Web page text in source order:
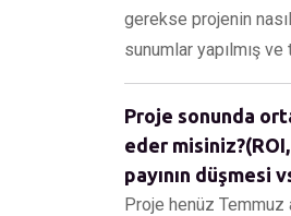
gerekse projenin
sunumlar yapılmış
Proje sonunda
eder
payının düşmesi
Proje henüz Temmuz